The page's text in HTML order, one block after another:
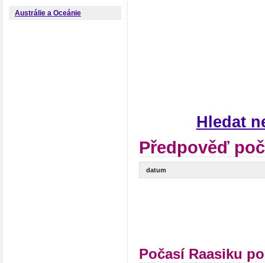
Austrálie a Oceánie
Hledat
Předpověď
datum
Počasí Raasiku